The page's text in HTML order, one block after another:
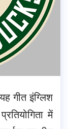
गीत इंग्लिश
में